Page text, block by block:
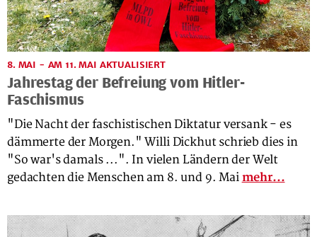
8. MAI - AM 11. MAI AKTUALISIERT
Jahrestag der Befreiung vom Hitler-
Faschismus
"Die Nacht der faschistischen Diktatur versank - es
dämmerte der Morgen." Willi Dickhut schrieb dies in
"So war's damals ...". In vielen Ländern der Welt
gedachten die Menschen am 8. und 9. Mai mehr...